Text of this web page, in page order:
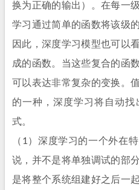
换为正确的输出）。在每一
学习通过简单的函数将该级
因此，深度学习模型也可以
成的函数。当这些复合的函
可以表达非常复杂的变换。
的一种，深度学习将自动
式。
（1）深度学习的一个外在
说，并不是将单独调试的部
是将整个系统组建好之后一